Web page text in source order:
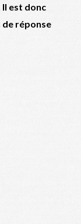
est donc
de réponse